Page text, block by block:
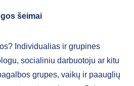
šeimai
Individualias ir grupines
socialiniu darbuotoju ar kitu
grupes, vaikų ir paauglių